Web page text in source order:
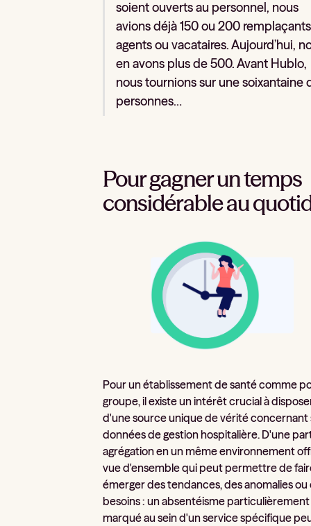
soient ouverts au personnel, nous
avions déjà 150 ou 200
agents ou vacataires. Aujourd’hui,
en avons plus de 500. Avant Hublo,
nous tournions sur une soixantaine
personnes…
Pour gagner un temps
considérable au
Pour un établissement de santé comme
groupe, il existe un intérêt crucial à
d'une source unique de vérité concernant
données de gestion hospitalière. D'une
agrégation en un même environnement
vue d'ensemble qui peut permettre de
émerger des tendances, des anomalies ou
besoins : un absentéisme particulièrement
marqué au sein d'un service spécifique